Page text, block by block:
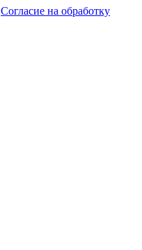
Согласие на обработку